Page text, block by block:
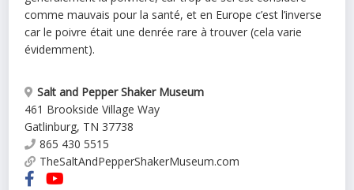
comme mauvais pour la santé, et en Europe c’est l’inverse
car le poivre était une denrée rare à trouver (cela varie
évidemment).
Salt and Pepper Shaker Museum
461 Brookside Village Way
Gatlinburg, TN 37738
865 430 5515
TheSaltAndPepperShakerMuseum.com